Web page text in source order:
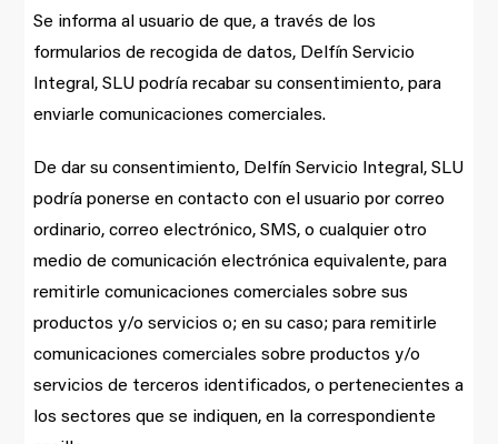
Se informa al usuario de que, a través de los
formularios de recogida de datos, Delfín Servicio
Integral, SLU podría recabar su consentimiento, para
enviarle comunicaciones comerciales.
De dar su consentimiento, Delfín Servicio Integral, SLU
podría ponerse en contacto con el usuario por correo
ordinario, correo electrónico, SMS, o cualquier otro
medio de comunicación electrónica equivalente, para
remitirle comunicaciones comerciales sobre sus
productos y/o servicios o; en su caso; para remitirle
comunicaciones comerciales sobre productos y/o
servicios de terceros identificados, o pertenecientes a
los sectores que se indiquen, en la correspondiente